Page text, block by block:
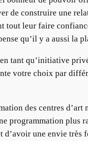
de construire une
tout leur faire
qu’il y a aussi la
tant qu’initiative
votre choix par
des centres d’art
programmation plus
d’avoir une envie très